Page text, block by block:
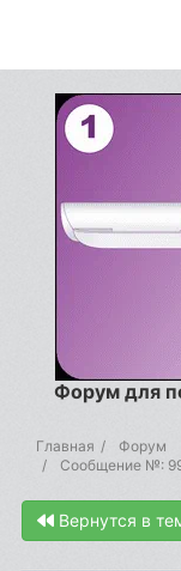
Форум для
Главная
Форум
Сообщение №:
Вернутся в